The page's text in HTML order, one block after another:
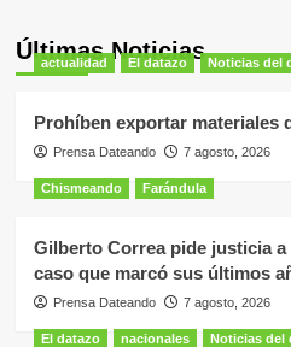
Últimas Noticias
actualidad El datazo Noticias del
Prohíben exportar materiales
Prensa Dateando 7 agosto, 2026
Chismeando Farándula
Gilberto Correa pide justicia
caso que marcó sus últimos
Prensa Dateando 7 agosto, 2026
El datazo nacionales Noticias del